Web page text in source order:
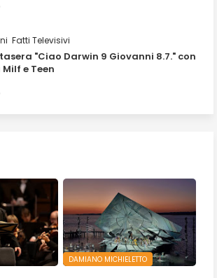
Fatti Televisivi
"Ciao Darwin 9 Giovanni 8.7." con
e Teen
DAMIANO MICHIELETTO